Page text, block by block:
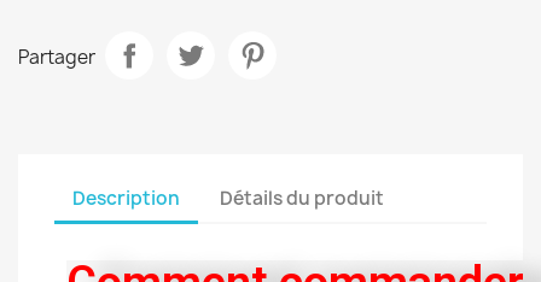
Partager
Description Détails du produit